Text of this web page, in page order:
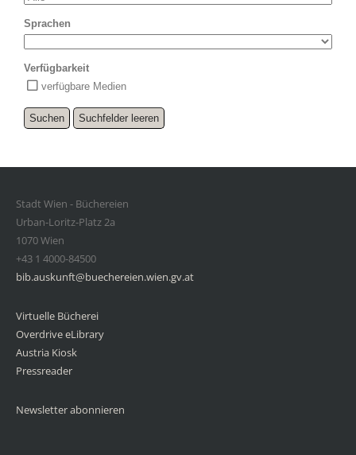
Sprachen
Verfügbarkeit
verfügbare Medien
Stadt Wien - Büchereien
Urban-Loritz-Platz 2a
1070 Wien
+43 1 4000-84500
bib.auskunft@buechereien.wien.gv.at
Virtuelle Bücherei
Overdrive eLibrary
Austria Kiosk
Pressreader
Newsletter abonnieren